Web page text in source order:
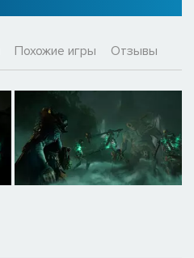
Похожие игры Отзывы